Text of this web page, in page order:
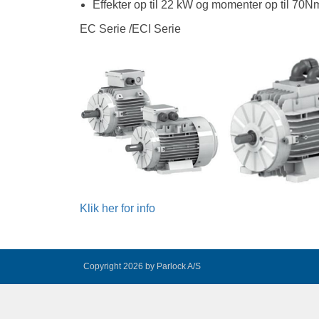
Effekter op til 22 kW og momenter op til
EC Serie /ECI Serie
Klik her for info
Copyright 2026 by Parlock A/S